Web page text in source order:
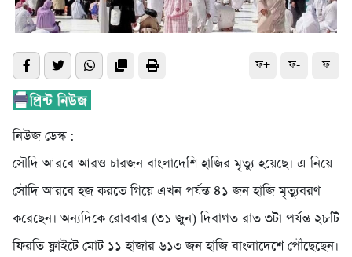
ফ+ ফ- ফ
নিউজ ডেস্ক :
সৌদি আরবে আরও চারজন বাংলাদেশি হাজির মৃত্যু হয়েছে। এ নিয়ে
সৌদি আরবে হজ করতে গিয়ে এখন পর্যন্ত ৪১ জন হাজি মৃত্যুবরণ
করেছেন। অন্যদিকে রোববার (৩১ জুন) দিবাগত রাত ৩টা পর্যন্ত ২৮টি
ফিরতি ফ্লাইটে মোট ১১ হাজার ৬১৩ জন হাজি বাংলাদেশে পৌঁছেছেন।